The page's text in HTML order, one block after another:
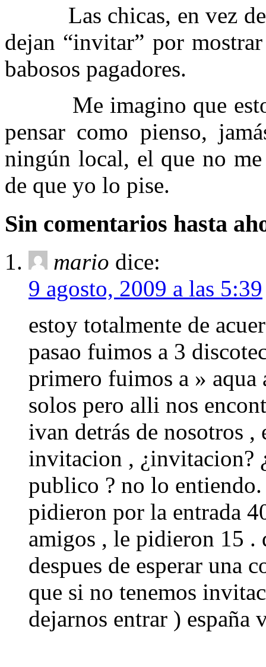
Las chicas, en vez de
dejan “invitar” por
babosos pagadores.
Me imagino que esto
pensar como pienso,
ningún local, el que no
de que yo lo pise.
Sin comentarios hasta
mario dice:
9 agosto, 2009 a las 5:39
estoy totalmente de
pasao fuimos a 3
primero fuimos a »
solos pero alli nos
ivan detrás de nosotros
invitacion , ¿invitacion?
publico ? no lo
pidieron por la entrada
amigos , le pidieron 15 .
despues de esperar una
que si no tenemos
dejarnos entrar ) españa